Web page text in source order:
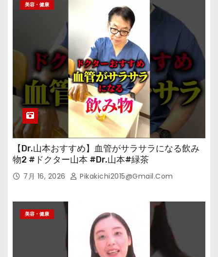
美容・健康
【Dr.山本おすすめ】血管がサラサラになる飲み
物2 #ドクター山本 #Dr.山本#緑茶
7月 16, 2026 Pikakichi2015@gmail.com
美容・健康